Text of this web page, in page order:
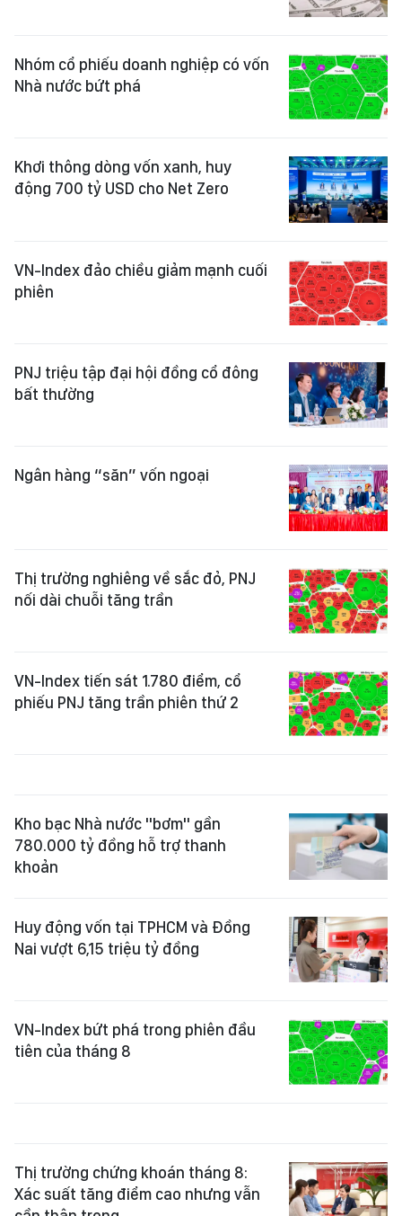
Nhóm cổ phiếu doanh nghiệp có vốn
Nhà nước bứt phá
Khơi thông dòng vốn xanh, huy
động 700 tỷ USD cho Net Zero
VN-Index đảo chiều giảm mạnh cuối
phiên
PNJ triệu tập đại hội đồng cổ đông
bất thường
Ngân hàng “săn” vốn ngoại
Thị trường nghiêng về sắc đỏ, PNJ
nối dài chuỗi tăng trần
VN-Index tiến sát 1.780 điểm, cổ
phiếu PNJ tăng trần phiên thứ 2
Kho bạc Nhà nước "bơm" gần
780.000 tỷ đồng hỗ trợ thanh
khoản
Huy động vốn tại TPHCM và Đồng
Nai vượt 6,15 triệu tỷ đồng
VN-Index bứt phá trong phiên đầu
tiên của tháng 8
Thị trường chứng khoán tháng 8:
Xác suất tăng điểm cao nhưng vẫn